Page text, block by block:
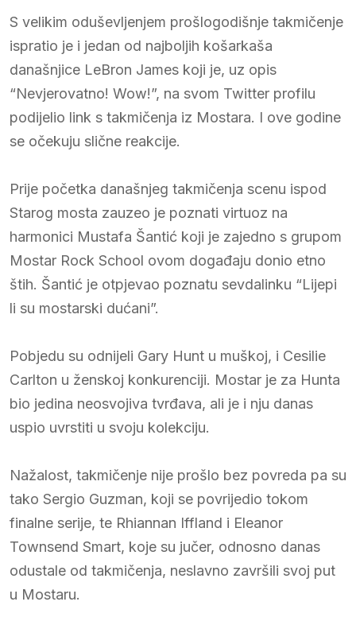
S velikim oduševljenjem prošlogodišnje takmičenje
ispratio je i jedan od najboljih košarkaša
današnjice LeBron James koji je, uz opis
“Nevjerovatno! Wow!”, na svom Twitter profilu
podijelio link s takmičenja iz Mostara. I ove godine
se očekuju slične reakcije.
Prije početka današnjeg takmičenja scenu ispod
Starog mosta zauzeo je poznati virtuoz na
harmonici Mustafa Šantić koji je zajedno s grupom
Mostar Rock School ovom događaju donio etno
štih. Šantić je otpjevao poznatu sevdalinku “Lijepi
li su mostarski dućani”.
Pobjedu su odnijeli Gary Hunt u muškoj, i Cesilie
Carlton u ženskoj konkurenciji. Mostar je za Hunta
bio jedina neosvojiva tvrđava, ali je i nju danas
uspio uvrstiti u svoju kolekciju.
Nažalost, takmičenje nije prošlo bez povreda pa su
tako Sergio Guzman, koji se povrijedio tokom
finalne serije, te Rhiannan Iffland i Eleanor
Townsend Smart, koje su jučer, odnosno danas
odustale od takmičenja, neslavno završili svoj put
u Mostaru.